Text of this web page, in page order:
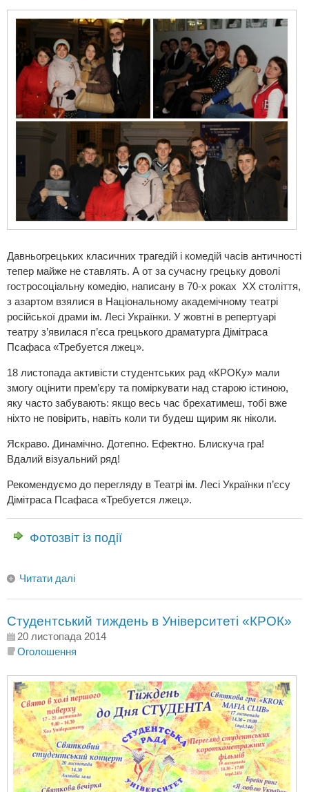
Давньогрецьких класичних трагедій і комедій часів античності
тепер майже не ставлять. А от за сучасну грецьку доволі
гостросоціальну комедію, написану в 70-х роках ХХ століття,
з азартом взялися в Національному академічному театрі
російської драми ім. Лесі Українки. У жовтні в репертуарі
театру з’явилася п’єса грецького драматурга Дімітраса
Псафаса «Требуется лжец».
18 листопада активісти студентських рад «КРОКу» мали
змогу оцінити прем’єру та поміркувати над старою істиною,
яку часто забувають: якщо весь час брехатимеш, тобі вже
ніхто не повірить, навіть коли ти будеш щирим як ніколи.
Яскраво. Динамічно. Дотепно. Ефектно. Блискуча гра!
Вдалий візуальний ряд!
Рекомендуємо до перегляду в Театрі ім. Лесі Українки п’єсу
Дімітраса Псафаса «Требуется лжец».
Фотозвіт із події
Читати далі
Студентський тиждень в Університеті «КРОК»
20 листопада 2014
Оголошення